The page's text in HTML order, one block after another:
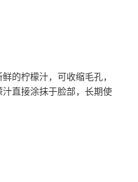
的柠檬汁，可收缩毛孔，
直接涂抹于脸部，长期使